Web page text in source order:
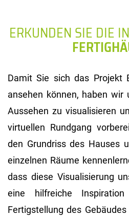
ERKUNDEN SIE DIE
Damit Sie sich das Projekt
ansehen können, haben wir
Aussehen zu visualisieren
virtuellen Rundgang
den Grundriss des Hauses
einzelnen Räume
dass diese Visualisierung
eine hilfreiche
Fertigstellung des